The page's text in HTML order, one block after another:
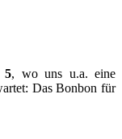
5, wo uns u.a. eine
Das Bonbon für